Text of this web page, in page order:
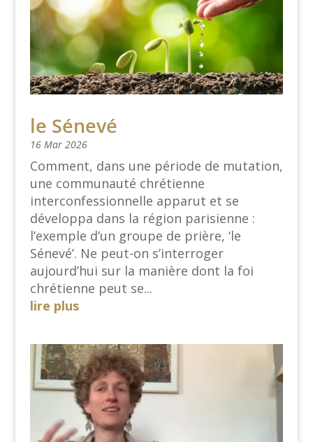
le Sénevé
16 Mar 2026
Comment, dans une période de mutation,
une communauté chrétienne
interconfessionnelle apparut et se
développa dans la région parisienne :
l’exemple d’un groupe de prière, ‘le
Sénevé’. Ne peut-on s’interroger
aujourd’hui sur la manière dont la foi
chrétienne peut se...
lire plus